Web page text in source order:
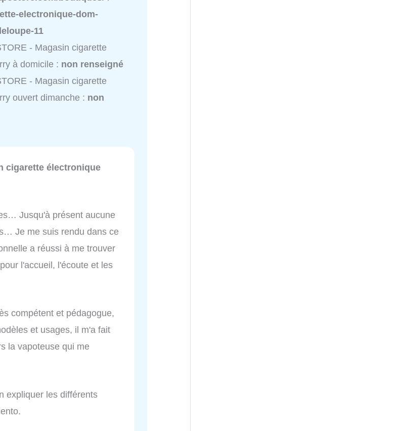
electronique-dom-
11
- Magasin cigarette
à domicile : non renseigné
- Magasin cigarette
ouvert dimanche : non
cigarette électronique
Jusqu'à présent aucune
Je me suis rendu dans ce
a réussi à me trouver
l'accueil, l'écoute et les
compétent et pédagogue,
et usages, il m'a fait
la vapoteuse qui me
expliquer les différents